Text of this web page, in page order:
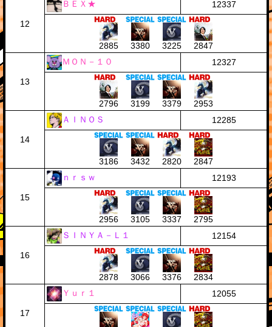
12
ＢＥＸ★ 12337
2885 3380 3225 2847
13
ＭＯＮ－１０ 12327
2796 3199 3379 2953
14
ＡＩＮＯＳ 12285
3186 3432 2820 2847
15
ｎｒｓｗ 12193
2956 3105 3337 2795
16
ＳＩＮＹＡ－Ｌ１ 12154
2878 3066 3376 2834
17
Ｙｕｒ１ 12055